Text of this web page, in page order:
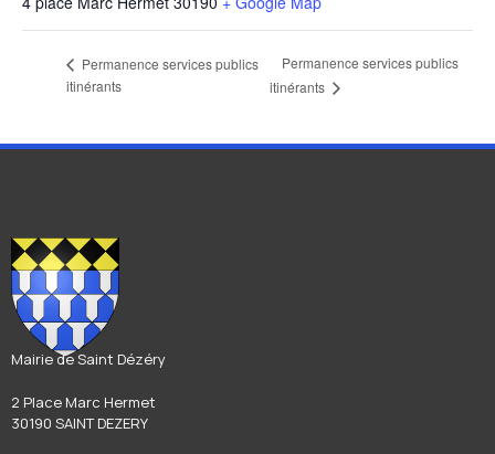
Permanence services publics
itinérants
Permanence services publics
itinérants
Mairie de Saint Dézéry
2 Place Marc Hermet
30190 SAINT DEZERY